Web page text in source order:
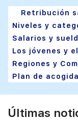
Retribución
Niveles y
Salarios y
Los jóvenes y
Regiones y
Plan de
Últimas